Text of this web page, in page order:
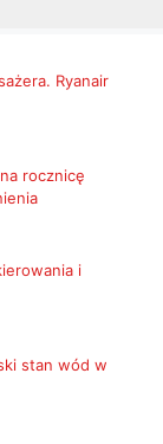
Ryanair
rocznicę
i
stan wód w